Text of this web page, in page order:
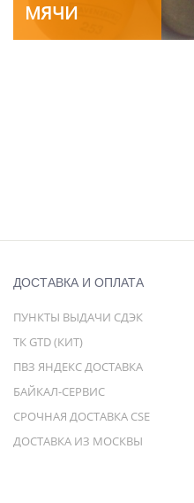
МЯЧИ
ДОСТАВКА И ОПЛАТА
ПУНКТЫ ВЫДАЧИ СДЭК
ТК GTD (КИТ)
ПВЗ ЯНДЕКС ДОСТАВКА
БАЙКАЛ-СЕРВИС
СРОЧНАЯ ДОСТАВКА CSE
ДОСТАВКА ИЗ МОСКВЫ